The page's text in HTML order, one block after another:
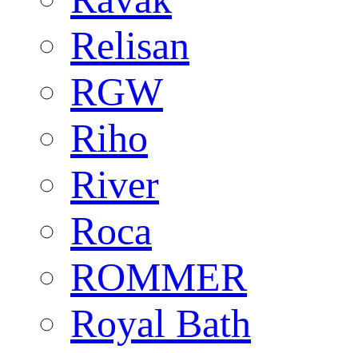
Relisan
RGW
Riho
River
Roca
ROMMER
Royal Bath